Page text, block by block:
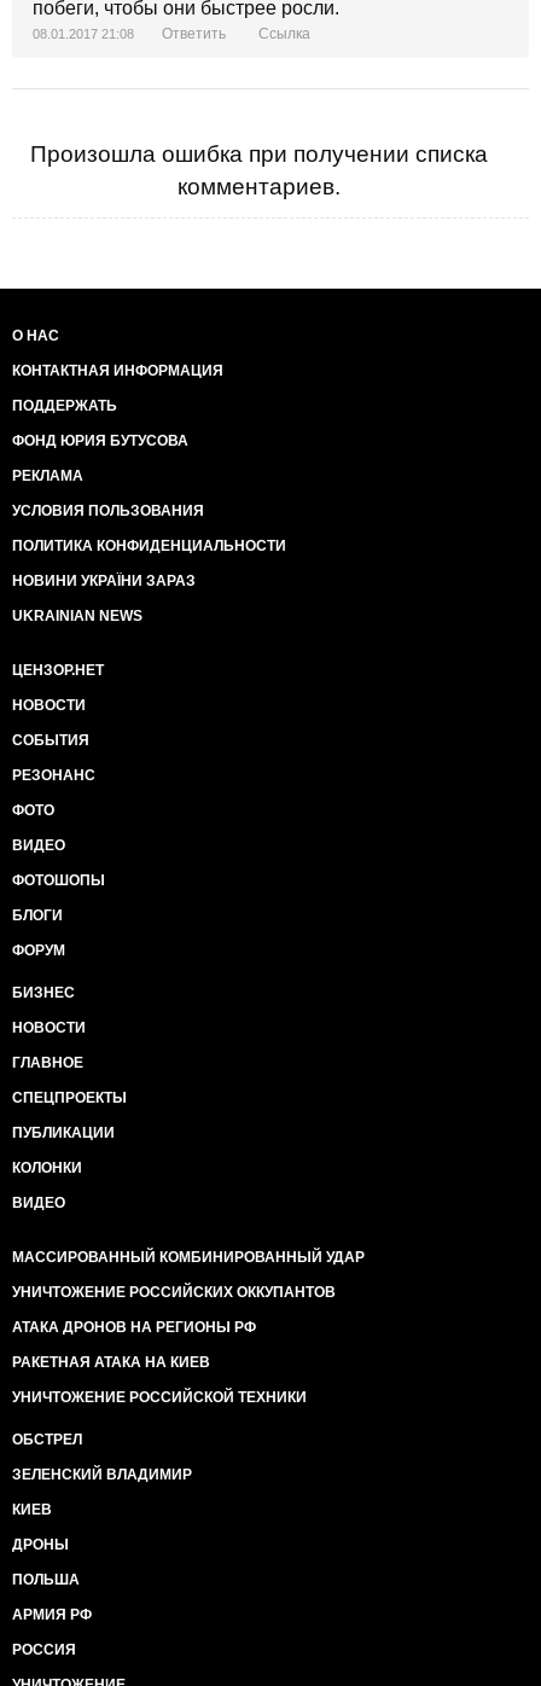
побеги, чтобы они быстрее росли.
08.01.2017 21:08 Ответить Ссылка
Произошла ошибка при получении списка
комментариев.
О НАС
КОНТАКТНАЯ ИНФОРМАЦИЯ
ПОДДЕРЖАТЬ
ФОНД ЮРИЯ БУТУСОВА
РЕКЛАМА
УСЛОВИЯ ПОЛЬЗОВАНИЯ
ПОЛИТИКА КОНФИДЕНЦИАЛЬНОСТИ
НОВИНИ УКРАЇНИ ЗАРАЗ
UKRAINIAN NEWS
ЦЕНЗОР.НЕТ
НОВОСТИ
СОБЫТИЯ
РЕЗОНАНС
ФОТО
ВИДЕО
ФОТОШОПЫ
БЛОГИ
ФОРУМ
БИЗНЕС
НОВОСТИ
ГЛАВНОЕ
СПЕЦПРОЕКТЫ
ПУБЛИКАЦИИ
КОЛОНКИ
ВИДЕО
МАССИРОВАННЫЙ КОМБИНИРОВАННЫЙ УДАР
УНИЧТОЖЕНИЕ РОССИЙСКИХ ОККУПАНТОВ
АТАКА ДРОНОВ НА РЕГИОНЫ РФ
РАКЕТНАЯ АТАКА НА КИЕВ
УНИЧТОЖЕНИЕ РОССИЙСКОЙ ТЕХНИКИ
ОБСТРЕЛ
ЗЕЛЕНСКИЙ ВЛАДИМИР
КИЕВ
ДРОНЫ
ПОЛЬША
АРМИЯ РФ
РОССИЯ